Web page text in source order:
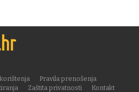
Pravila prenošenja
Zaštita privatnosti
Kontakt